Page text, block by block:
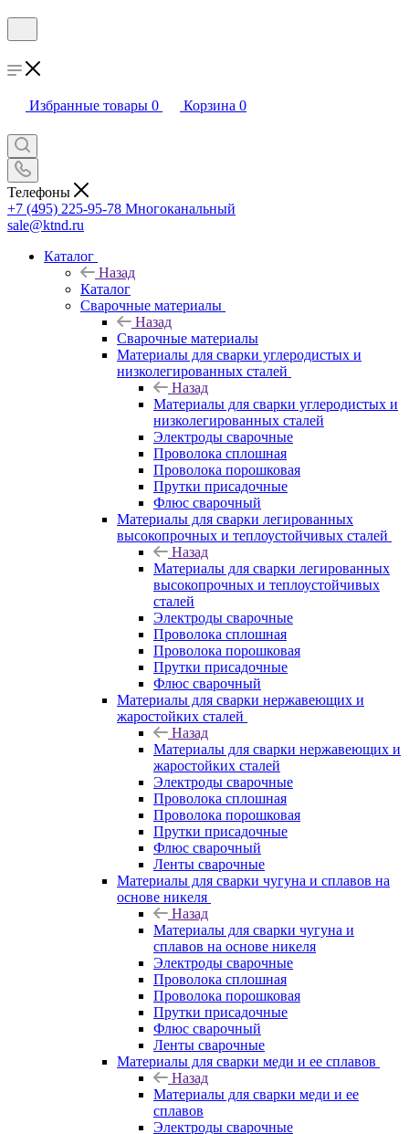
Избранные товары 0 Корзина 0
Телефоны
+7 (495) 225-95-78 Многоканальный
sale@ktnd.ru
Каталог
Назад
Каталог
Сварочные материалы
Назад
Сварочные материалы
Материалы для сварки углеродистых и
низколегированных сталей
Назад
Материалы для сварки углеродистых и
низколегированных сталей
Электроды сварочные
Проволока сплошная
Проволока порошковая
Прутки присадочные
Флюс сварочный
Материалы для сварки легированных
высокопрочных и теплоустойчивых сталей
Назад
Материалы для сварки легированных
высокопрочных и теплоустойчивых
сталей
Электроды сварочные
Проволока сплошная
Проволока порошковая
Прутки присадочные
Флюс сварочный
Материалы для сварки нержавеющих и
жаростойких сталей
Назад
Материалы для сварки нержавеющих и
жаростойких сталей
Электроды сварочные
Проволока сплошная
Проволока порошковая
Прутки присадочные
Флюс сварочный
Ленты сварочные
Материалы для сварки чугуна и сплавов на
основе никеля
Назад
Материалы для сварки чугуна и
сплавов на основе никеля
Электроды сварочные
Проволока сплошная
Проволока порошковая
Прутки присадочные
Флюс сварочный
Ленты сварочные
Материалы для сварки меди и ее сплавов
Назад
Материалы для сварки меди и ее
сплавов
Электроды сварочные